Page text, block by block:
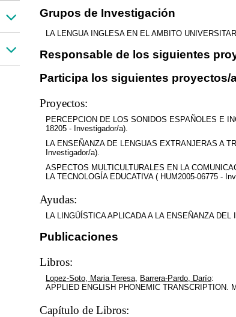
Grupos de Investigación
LA LENGUA INGLESA EN EL AMBITO
Responsable de los siguientes
Participa los siguientes proyectos/
Proyectos:
PERCEPCION DE LOS SONIDOS ESPAÑOLES E
18205 - Investigador/a).
LA ENSEÑANZA DE LENGUAS EXTRANJERAS A
Investigador/a).
ASPECTOS MULTICULTURALES EN LA
LA TECNOLOGÍA EDUCATIVA ( HUM2005-06775 -
Ayudas:
LA LINGÜÍSTICA APLICADA A LA ENSEÑANZA
Publicaciones
Libros:
Lopez-Soto, Maria Teresa, Barrera-Pardo, Darío:
APPLIED ENGLISH PHONEMIC TRANSCRIPTION.
Capítulo de Libros: